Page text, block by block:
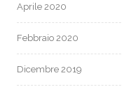
Aprile 2020
Febbraio 2020
Dicembre 2019